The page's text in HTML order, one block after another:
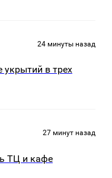
24 минуты назад
укрытий в трех
27 минут назад
ТЦ и кафе